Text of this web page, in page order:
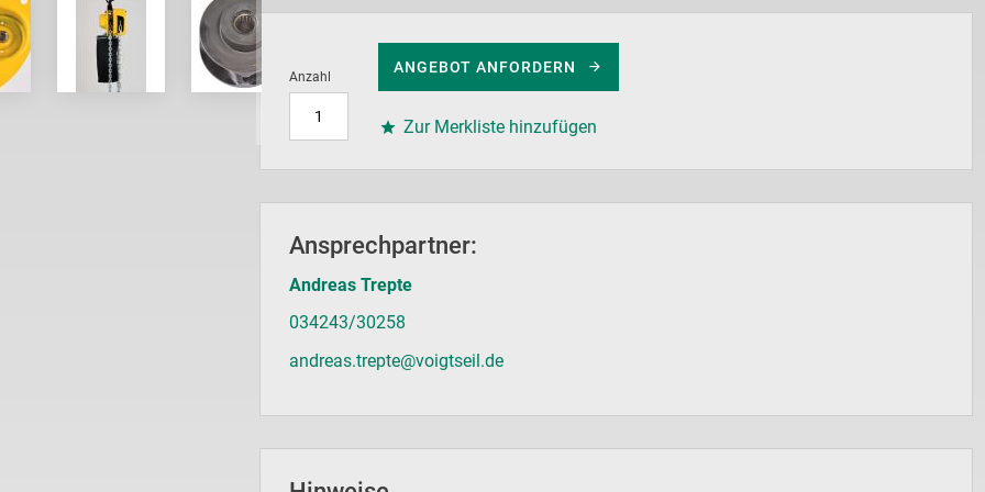
Anzahl
ANGEBOT ANFORDERN
Zur Merkliste hinzufügen
Ansprechpartner:
Andreas Trepte
034243/30258
andreas.trepte@voigtseil.de